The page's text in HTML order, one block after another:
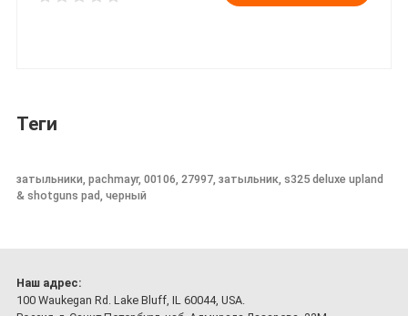
Теги
затыльники, pachmayr, 00106, 27997, затыльник, s325 deluxe upland
& shotguns pad, черный
Наш адрес:
100 Waukegan Rd. Lake Bluff, IL 60044, USA.